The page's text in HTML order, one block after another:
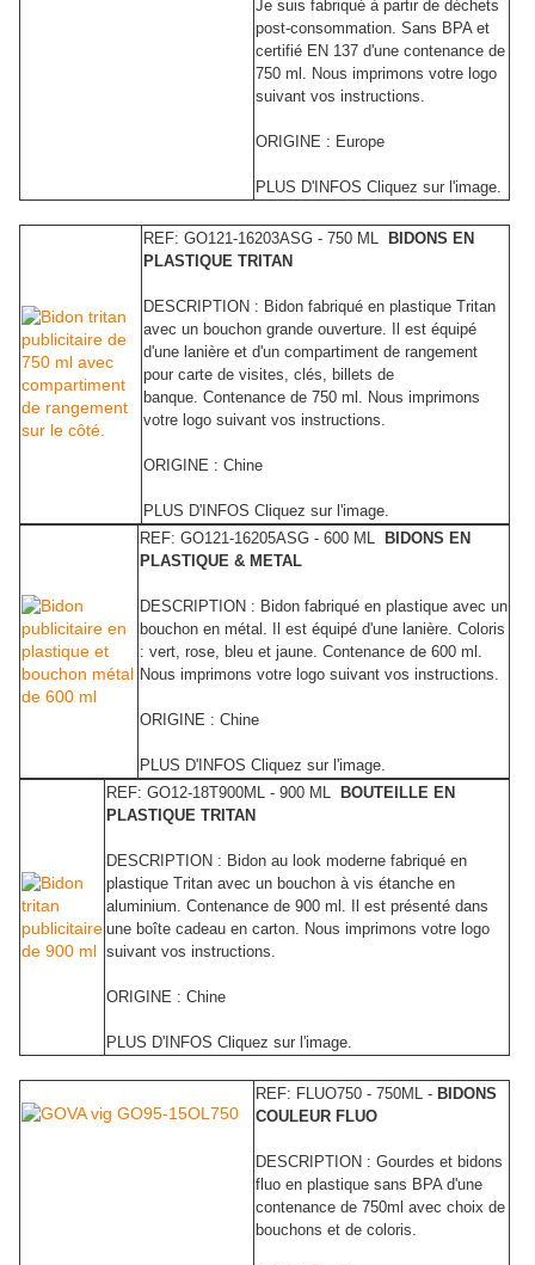
Je suis fabriqué à partir de déchets
post-consommation. Sans BPA et
certifié EN 137 d'une contenance de
750 ml. Nous imprimons votre logo
suivant vos instructions.
ORIGINE : Europe
PLUS D'INFOS Cliquez sur l'image.
REF: GO121-16203ASG - 750 ML
BIDONS EN
PLASTIQUE TRITAN
DESCRIPTION : Bidon fabriqué en plastique Tritan
avec un bouchon grande ouverture. Il est équipé
d'une lanière et d'un compartiment de rangement
pour carte de visites, clés, billets de
banque. Contenance de 750 ml. Nous imprimons
votre logo suivant vos instructions.
ORIGINE : Chine
PLUS D'INFOS Cliquez sur l'image.
REF: GO121-16205ASG - 600 ML
BIDONS EN
PLASTIQUE & METAL
DESCRIPTION : Bidon fabriqué en plastique avec un
bouchon en métal. Il est équipé d'une lanière. Coloris
: vert, rose, bleu et jaune. Contenance de 600 ml.
Nous imprimons votre logo suivant vos instructions.
ORIGINE : Chine
PLUS D'INFOS Cliquez sur l'image.
REF: GO12-18T900ML - 900 ML
BOUTEILLE EN
PLASTIQUE TRITAN
DESCRIPTION : Bidon au look moderne fabriqué en
plastique Tritan avec un bouchon à vis étanche en
aluminium. Contenance de 900 ml. Il est présenté dans
une boîte cadeau en carton. Nous imprimons votre logo
suivant vos instructions.
ORIGINE : Chine
PLUS D'INFOS Cliquez sur l'image.
REF: FLUO750 - 750ML - BIDONS
COULEUR FLUO
DESCRIPTION : Gourdes et bidons
fluo en plastique sans BPA d'une
contenance de 750ml avec choix de
bouchons et de coloris.